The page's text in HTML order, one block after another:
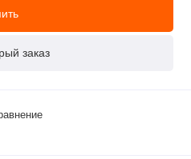
заказ